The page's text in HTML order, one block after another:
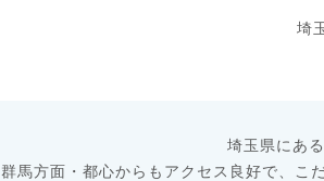
埼
埼玉県にあ
群馬方面・都心からもアクセス良好で、こ